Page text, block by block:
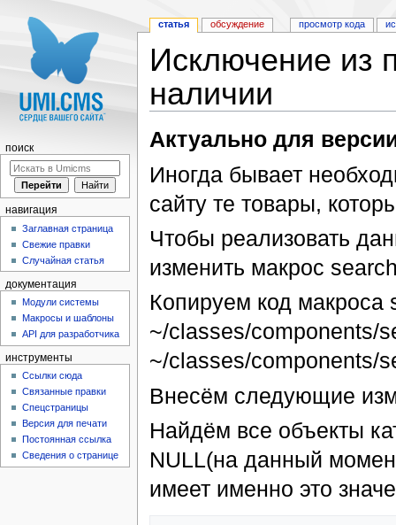
Исключение из
наличии
Актуально для
Иногда бывает
сайту те товары,
Чтобы реализовать
изменить макрос
Копируем код
~/classes/components/
~/classes/components/
Внесём следующие
Найдём все объекты
NULL(на данный
имеет именно это
статья обсуждение просмотр кода
поиск
навигация
Заглавная страница
Свежие правки
Случайная статья
документация
Модули системы
Макросы и шаблоны
API для разработчика
инструменты
Ссылки сюда
Связанные правки
Спецстраницы
Версия для печати
Постоянная ссылка
Сведения о странице